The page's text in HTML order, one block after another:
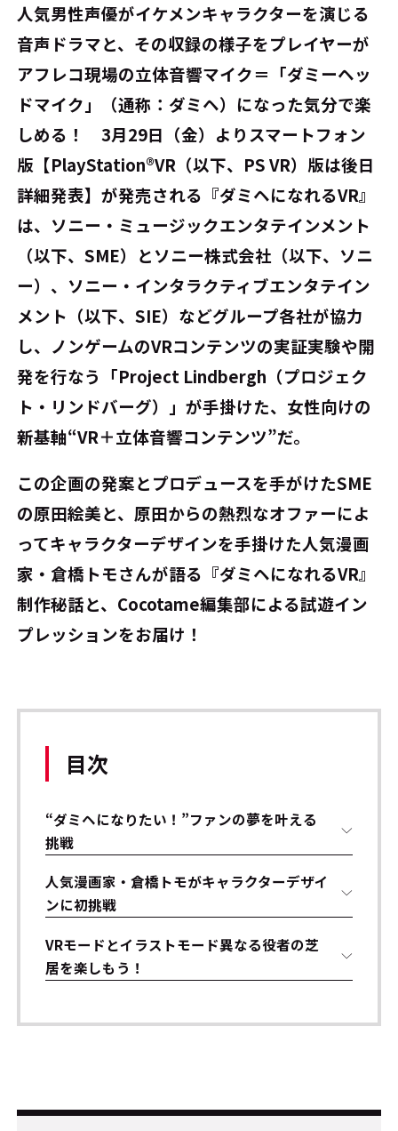
人気男性声優がイケメンキャラクターを演じる
音声ドラマと、その収録の様子をプレイヤーが
アフレコ現場の立体音響マイク＝「ダミーヘッ
ドマイク」（通称：ダミヘ）になった気分で楽
しめる！ 3月29日（金）よりスマートフォン
版【PlayStation®VR（以下、PS VR）版は後日
詳細発表】が発売される『ダミヘになれるVR』
は、ソニー・ミュージックエンタテインメント
（以下、SME）とソニー株式会社（以下、ソニ
ー）、ソニー・インタラクティブエンタテイン
メント（以下、SIE）などグループ各社が協力
し、ノンゲームのVRコンテンツの実証実験や開
発を行なう「Project Lindbergh（プロジェク
ト・リンドバーグ）」が手掛けた、女性向けの
新基軸“VR＋立体音響コンテンツ”だ。
この企画の発案とプロデュースを手がけたSME
の原田絵美と、原田からの熱烈なオファーによ
ってキャラクターデザインを手掛けた人気漫画
家・倉橋トモさんが語る『ダミヘになれるVR』
制作秘話と、Cocotame編集部による試遊イン
プレッションをお届け！
目次
“ダミヘになりたい！”ファンの夢を叶える
挑戦
人気漫画家・倉橋トモがキャラクターデザイ
ンに初挑戦
VRモードとイラストモード異なる役者の芝
居を楽しもう！